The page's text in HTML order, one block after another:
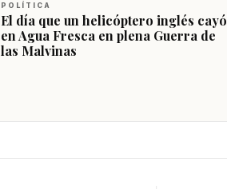
POLÍTICA
El día que un helicóptero inglés cayó
en Agua Fresca en plena Guerra de
las Malvinas